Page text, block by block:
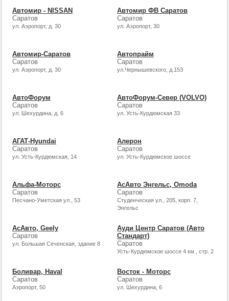
Автомир - NISSAN
Саратов
ул. Аэропорт, д. 30
Автомир ФВ Саратов
Саратов
ул. Аэропорт, 30
Автомир-Саратов
Саратов
ул. Аэропорт, д. 30
Автопрайм
Саратов
ул.Чернышевского, д.153
АвтоФорум
Саратов
ул. Шехурдина, д. 6
АвтоФорум-Север (VOLVO)
Саратов
ул. Усть-Курдюмская 33
АГАТ-Hyundai
Саратов
ул. Усть-Курдюмская, 14
Алерон
Саратов
ул. Усть-Курдюмское шоссе
Альфа-Моторс
Саратов
Песчано-Уметская ул., 53
АсАвто Энгельс, Omoda
Саратов
Студенческая ул., 205, корп. 7,
Энгельс
АсАвто, Geely
Саратов
ул. Большая Сеченская, здание 8
Ауди Центр Саратов (Авто
Стандарт)
Саратов
Усть-Курдюмское шоссе 4 км., стр. 2
Боливар, Haval
Саратов
Аэропорт, 50
Восток - Моторс
Саратов
ул. Шехурдина, 6